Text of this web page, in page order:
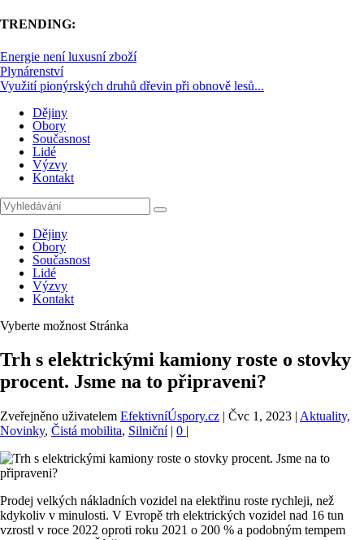
TRENDING:
Energie není luxusní zboží
Plynárenství
Využití pionýrských druhů dřevin při obnově lesů...
Dějiny
Obory
Současnost
Lidé
Výzvy
Kontakt
Dějiny
Obory
Současnost
Lidé
Výzvy
Kontakt
Vyberte možnost Stránka
Trh s elektrickými kamiony roste o stovky
procent. Jsme na to připraveni?
Zveřejněno uživatelem EfektivníÚspory.cz | Čvc 1, 2023 | Aktuality,
Novinky, Čistá mobilita, Silniční| 0 |
Prodej velkých nákladních vozidel na elektřinu roste rychleji, než
kdykoliv v minulosti. V Evropě trh elektrických vozidel nad 16 tun
vzrostl v roce 2022 oproti roku 2021 o 200 % a podobným tempem